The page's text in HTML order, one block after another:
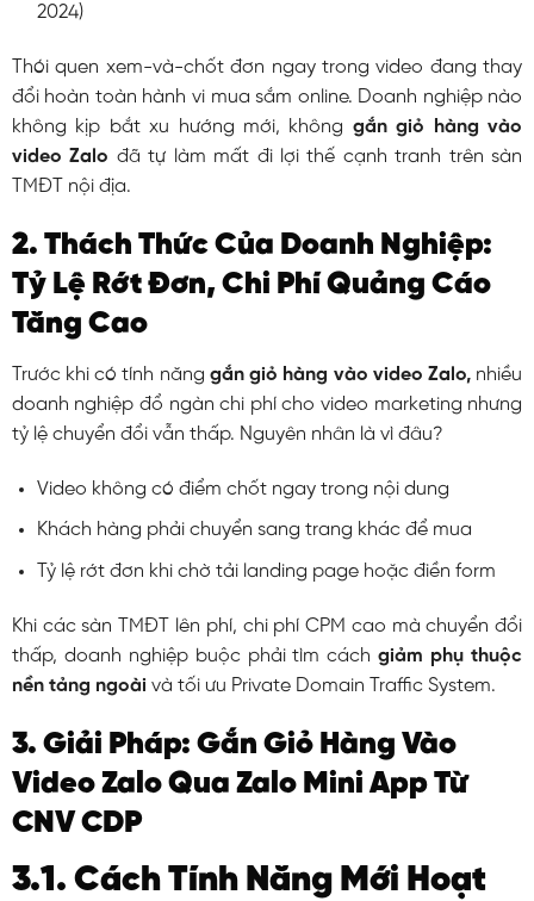
2024)
Thói quen xem-và-chốt đơn ngay trong video đang thay
đổi hoàn toàn hành vi mua sắm online. Doanh nghiệp nào
không kịp bắt xu hướng mới, không gắn giỏ hàng vào
video Zalo đã tự làm mất đi lợi thế cạnh tranh trên sàn
TMĐT nội địa.
2. Thách Thức Của Doanh Nghiệp:
Tỷ Lệ Rớt Đơn, Chi Phí Quảng Cáo
Tăng Cao
Trước khi có tính năng gắn giỏ hàng vào video Zalo, nhiều
doanh nghiệp đổ ngàn chi phí cho video marketing nhưng
tỷ lệ chuyển đổi vẫn thấp. Nguyên nhân là vì đâu?
Video không có điểm chốt ngay trong nội dung
Khách hàng phải chuyển sang trang khác để mua
Tỷ lệ rớt đơn khi chờ tải landing page hoặc điền form
Khi các sàn TMĐT lên phí, chi phí CPM cao mà chuyển đổi
thấp, doanh nghiệp buộc phải tìm cáchgiảm phụ thuộc
nền tảng ngoài và tối ưu Private Domain Traffic System.
3. Giải Pháp: Gắn Giỏ Hàng Vào
Video Zalo Qua Zalo Mini App Từ
CNV CDP
3.1. Cách Tính Năng Mới Hoạt